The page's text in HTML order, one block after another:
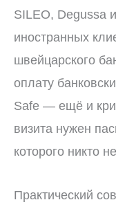
SILEO, Degussa
иностранных
швейцарского
оплату
Safe — ещё и
визита нужен
которого никто
Практический